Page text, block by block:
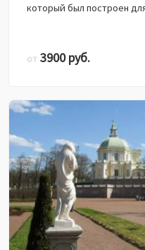
который был построен
от 3900 руб.